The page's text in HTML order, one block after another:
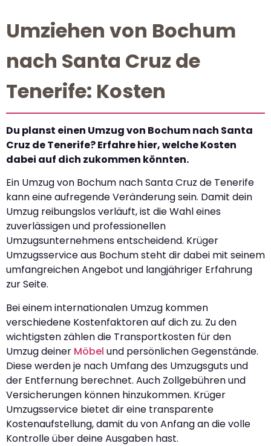
Umziehen von Bochum
nach Santa Cruz de
Tenerife: Kosten
Du planst einen Umzug von Bochum nach Santa
Cruz de Tenerife? Erfahre hier, welche Kosten
dabei auf dich zukommen könnten.
Ein Umzug von Bochum nach Santa Cruz de Tenerife
kann eine aufregende Veränderung sein. Damit dein
Umzug reibungslos verläuft, ist die Wahl eines
zuverlässigen und professionellen
Umzugsunternehmens entscheidend. Krüger
Umzugsservice aus Bochum steht dir dabei mit seinem
umfangreichen Angebot und langjähriger Erfahrung
zur Seite.
Bei einem internationalen Umzug kommen
verschiedene Kostenfaktoren auf dich zu. Zu den
wichtigsten zählen die Transportkosten für den
Umzug deiner Möbel und persönlichen Gegenstände.
Diese werden je nach Umfang des Umzugsguts und
der Entfernung berechnet. Auch Zollgebühren und
Versicherungen können hinzukommen. Krüger
Umzugsservice bietet dir eine transparente
Kostenaufstellung, damit du von Anfang an die volle
Kontrolle über deine Ausgaben hast.